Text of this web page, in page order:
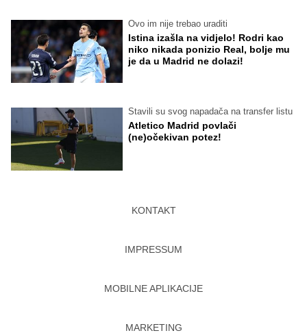
Ovo im nije trebao uraditi
Istina izašla na vidjelo! Rodri kao
niko nikada ponizio Real, bolje mu
je da u Madrid ne dolazi!
Stavili su svog napadača na transfer listu
Atletico Madrid povlači
(ne)očekivan potez!
KONTAKT
IMPRESSUM
MOBILNE APLIKACIJE
MARKETING